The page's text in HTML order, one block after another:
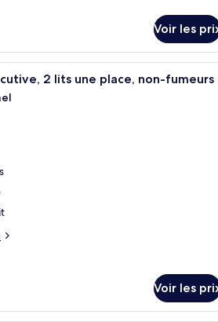
Voir les
Une chambre d’hôtel
2 lits une place, non-fumeurs
Voir les